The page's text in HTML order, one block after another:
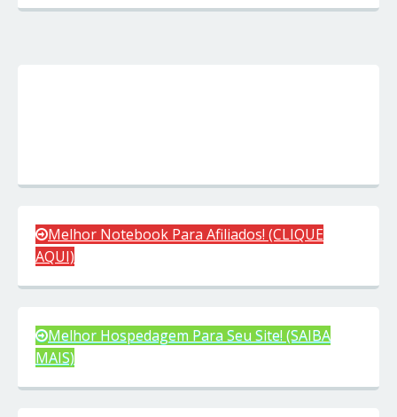
Melhor Notebook Para Afiliados! (CLIQUE
AQUI)
Melhor Hospedagem Para Seu Site! (SAIBA
MAIS)